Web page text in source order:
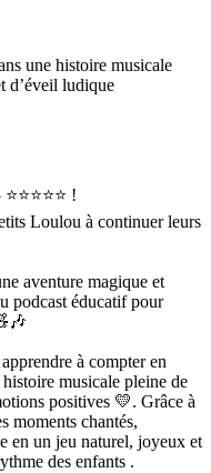
une histoire musicale
d’éveil ludique
!
Loulou à continuer leurs
aventure magique et
podcast éducatif pour
à compter en
musicale pleine de
positives 💛. Grâce à
moments chantés,
en un jeu naturel, joyeux et
des enfants .